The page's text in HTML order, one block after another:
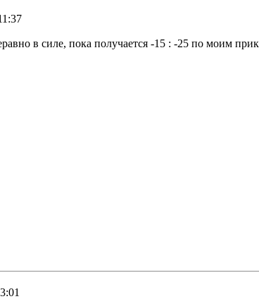
в силе, пока получается -15 : -25 по моим